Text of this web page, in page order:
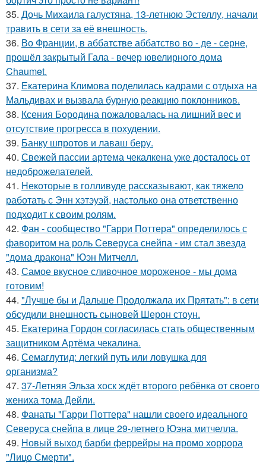
35. Дочь Михаила галустяна, 13-летнюю Эстеллу, начали
травить в сети за её внешность.
36. Во Франции, в аббатстве аббатство во - де - серне,
прошёл закрытый Гала - вечер ювелирного дома
Chaumet.
37. Екатерина Климова поделилась кадрами с отдыха на
Мальдивах и вызвала бурную реакцию поклонников.
38. Ксения Бородина пожаловалась на лишний вес и
отсутствие прогресса в похудении.
39. Банку шпротов и лаваш беру.
40. Свежей пассии артема чекалкена уже досталось от
недоброжелателей.
41. Некоторые в голливуде рассказывают, как тяжело
работать с Энн хэтэуэй, настолько она ответственно
подходит к своим ролям.
42. Фан - сообщество "Гарри Поттера" определилось с
фаворитом на роль Северуса снейпа - им стал звезда
"дома дракона" Юэн Митчелл.
43. Самое вкусное сливочное мороженое - мы дома
готовим!
44. "Лучше бы и Дальше Продолжала их Прятать": в сети
обсудили внешность сыновей Шерон стоун.
45. Екатерина Гордон согласилась стать общественным
защитником Артёма чекалина.
46. Семаглутид: легкий путь или ловушка для
организма?
47. 37-Летняя Эльза хоск ждёт второго ребёнка от своего
жениха тома Дейли.
48. Фанаты "Гарри Поттера" нашли своего идеального
Северуса снейпа в лице 29-летнего Юэна митчелла.
49. Новый выход барби феррейры на промо хоррора
"Лицо Смерти".